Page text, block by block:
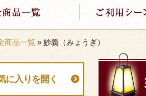
商品一覧 » 妙義（みょうぎ）
に入りを開く